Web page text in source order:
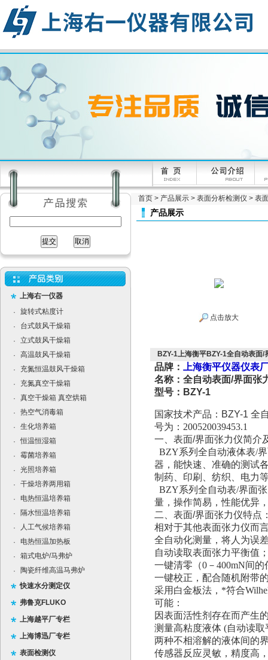
上海右一仪器
·
旋转式粘度计
·
台式鼓风干燥箱
·
立式鼓风干燥箱
·
高温鼓风干燥箱
·
充氮恒温鼓风干燥箱
·
充氮真空干燥箱
·
真空干燥箱 真空烘箱
·
热空气消毒箱
·
生化培养箱
·
恒温恒湿箱
·
霉菌培养箱
·
光照培养箱
·
干燥培养两用箱
·
电热恒温培养箱
·
隔水恒温培养箱
·
人工气候培养箱
·
电热恒温加热板
·
箱式电炉/马弗炉
·
陶瓷纤维高温马弗炉
快速水分测定仪
弗鲁克FLUKO
上海越平厂专栏
上海博迅厂专栏
表面检测仪
首页 > 产品展示 > 表面分析检测仪 > 表
产品展示
点击放大
BZY-1上海衡平BZY-1全自动表面/
品牌：
上海衡平仪器仪表
名称：全自动表面/界面张
型号：BZY-1
国家技术产品： BZY-1 全
号为：200520039453.1
一、表面/界面张力仪简介
BZY系列全自动液体表/
器，能快速、准确的测试
制药、印刷、纺织、电力
BZY系列全自动表/界面
量，操作简易，性能优异
二、表面/界面张力仪特点
相对于其他表面张力仪而
全自动化测量，将人为误
自动读取表面张力平衡值
一键清零（0－400mN间
一键校正，配合随机附带
采用白金板法，*符合
可能：
因表面活性剂存在而产生
测量高粘度液体 (自动读取
两种不相溶解的液体间的
传感器反应灵敏，精度高